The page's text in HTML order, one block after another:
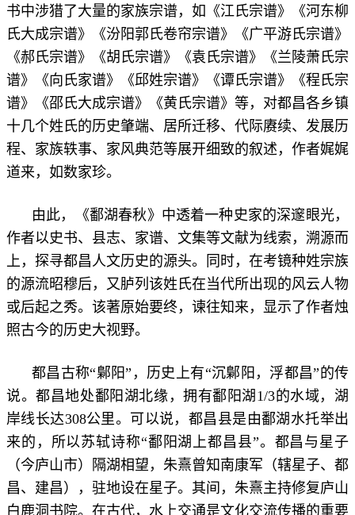
书中涉猎了大量的家族宗谱，如《江氏宗谱》《河东柳
氏大成宗谱》《汾阳郭氏卷帘宗谱》《广平游氏宗谱》
《郝氏宗谱》《胡氏宗谱》《袁氏宗谱》《兰陵萧氏宗
谱》《向氏家谱》《邱姓宗谱》《谭氏宗谱》《程氏宗
谱》《邵氏大成宗谱》《黄氏宗谱》等，对都昌各乡镇
十几个姓氏的历史肇端、居所迁移、代际赓续、发展历
程、家族轶事、家风典范等展开细致的叙述，作者娓娓
道来，如数家珍。
由此，《鄱湖春秋》中透着一种史家的深邃眼光，
作者以史书、县志、家谱、文集等文献为线索，溯源而
上，探寻都昌人文历史的源头。同时，在考镜种姓宗族
的源流昭穆后，又胪列该姓氏在当代所出现的风云人物
或后起之秀。该著原始要终，谏往知来，显示了作者烛
照古今的历史大视野。
都昌古称“鄡阳”，历史上有“沉鄡阳，浮都昌”的传
说。都昌地处鄱阳湖北缘，拥有鄱阳湖1/3的水域，湖
岸线长达308公里。可以说，都昌县是由鄱湖水托举出
来的，所以苏轼诗称“鄱阳湖上都昌县”。都昌与星子
（今庐山市）隔湖相望，朱熹曾知南康军（辖星子、都
昌、建昌），驻地设在星子。其间，朱熹主持修复庐山
白鹿洞书院。在古代，水上交通是文化交流传播的重要